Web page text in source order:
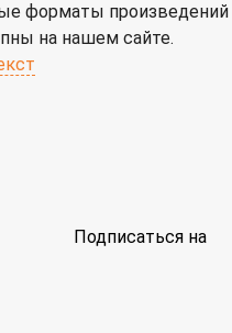
форматы произведений
на нашем сайте.
Подписаться на